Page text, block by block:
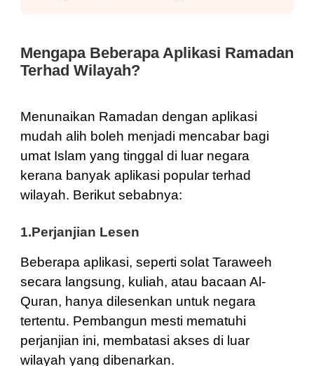
Mengapa Beberapa Aplikasi Ramadan
Terhad Wilayah?
Menunaikan Ramadan dengan aplikasi
mudah alih boleh menjadi mencabar bagi
umat Islam yang tinggal di luar negara
kerana banyak aplikasi popular terhad
wilayah. Berikut sebabnya:
1.Perjanjian Lesen
Beberapa aplikasi, seperti solat Taraweeh
secara langsung, kuliah, atau bacaan Al-
Quran, hanya dilesenkan untuk negara
tertentu. Pembangun mesti mematuhi
perjanjian ini, membatasi akses di luar
wilayah yang dibenarkan.